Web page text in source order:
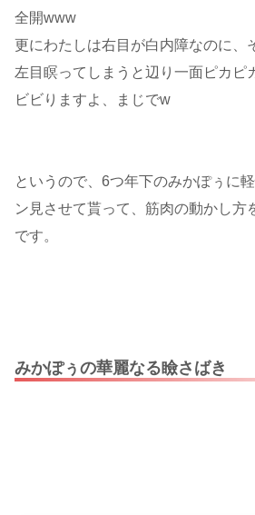
全開www
更にわたしは右目が白内障なのに、
左目瞑ってしまうと辺り一面ピカピ
ビビりますよ、まじでw
というので、6つ年下のみかぽぅに
ン見させて貰って、筋肉の動かし方
です。
みかぽぅの華麗なる瞼さばき